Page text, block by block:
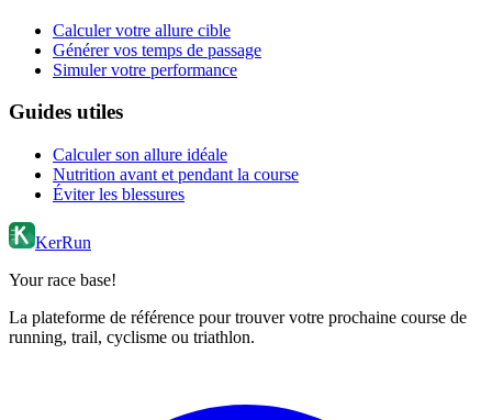
Calculer votre allure cible
Générer vos temps de passage
Simuler votre performance
Guides utiles
Calculer son allure idéale
Nutrition avant et pendant la course
Éviter les blessures
KerRun
Your race base!
La plateforme de référence pour trouver votre prochaine course de
running, trail, cyclisme ou triathlon.